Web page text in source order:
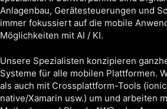
Anlagenbau, Gerätesteuerungen und
immer fokussiert auf die mobile
Möglichkeiten mit AI / KI.
Unsere Spezialisten konzipieren
Systeme für alle mobilen Plattformen.
als auch mit Crossplattform-Tools
native/Xamarin usw.) um und arbeiten